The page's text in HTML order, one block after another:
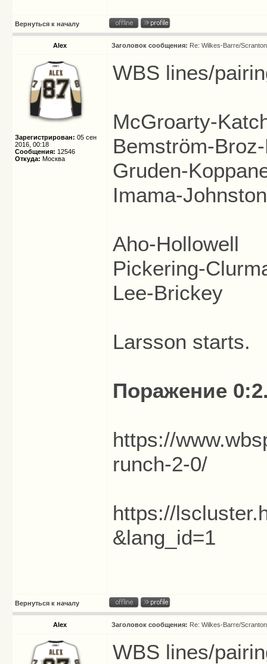
Вернуться к началу
Alex Заголовок сообщения: Re: Wilkes-Barre/
Зарегистрирован: 05 сен
2016, 00:18
Сообщения: 12546
Откуда: Москва
WBS lines/
McGroarty-
Bemström-
Gruden-
Imama-
Aho-Hollowell
Pickering-
Lee-Brickey
Larsson starts.
Поражение
https://
runch-2-0/
https://
&lang_id=1
Вернуться к началу
Alex Заголовок сообщения: Re: Wilkes-Barre/
WBS lines/